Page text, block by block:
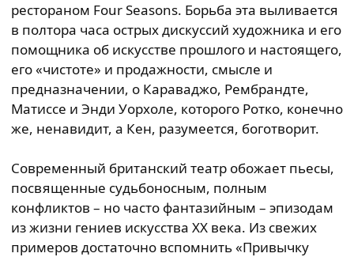
рестораном Four Seasons. Борьба эта выливается
в полтора часа острых дискуссий художника и его
помощника об искусстве прошлого и настоящего,
его «чистоте» и продажности, смысле и
предназначении, о Караваджо, Рембрандте,
Матиссе и Энди Уорхоле, которого Ротко, конечно
же, ненавидит, а Кен, разумеется, боготворит.
Современный британский театр обожает пьесы,
посвященные судьбоносным, полным
конфликтов – но часто фантазийным – эпизодам
из жизни гениев искусства ХХ века. Из свежих
примеров достаточно вспомнить «Привычку